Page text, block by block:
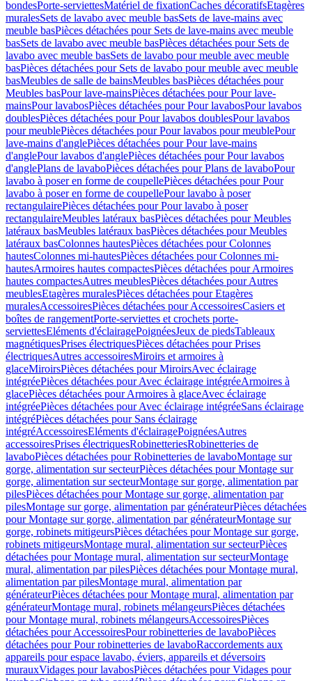
bondesPorte-serviettesMatériel de fixationCaches décoratifsEtagères
muralesSets de lavabo avec meuble basSets de lave-mains avec
meuble basPièces détachées pour Sets de lave-mains avec meuble
basSets de lavabo avec meuble basPièces détachées pour Sets de
lavabo avec meuble basSets de lavabo pour meuble avec meuble
basPièces détachées pour Sets de lavabo pour meuble avec meuble
basMeubles de salle de bainsMeubles basPièces détachées pour
Meubles basPour lave-mainsPièces détachées pour Pour lave-
mainsPour lavabosPièces détachées pour Pour lavabosPour lavabos
doublesPièces détachées pour Pour lavabos doublesPour lavabos
pour meublePièces détachées pour Pour lavabos pour meublePour
lave-mains d'anglePièces détachées pour Pour lave-mains
d'anglePour lavabos d'anglePièces détachées pour Pour lavabos
d'anglePlans de lavaboPièces détachées pour Plans de lavaboPour
lavabo à poser en forme de coupellePièces détachées pour Pour
lavabo à poser en forme de coupellePour lavabo à poser
rectangulairePièces détachées pour Pour lavabo à poser
rectangulaireMeubles latéraux basPièces détachées pour Meubles
latéraux basMeubles latéraux basPièces détachées pour Meubles
latéraux basColonnes hautesPièces détachées pour Colonnes
hautesColonnes mi-hautesPièces détachées pour Colonnes mi-
hautesArmoires hautes compactesPièces détachées pour Armoires
hautes compactesAutres meublesPièces détachées pour Autres
meublesEtagères muralesPièces détachées pour Etagères
muralesAccessoiresPièces détachées pour AccessoiresCasiers et
boîtes de rangementPorte-serviettes et crochets porte-
serviettesEléments d'éclairagePoignéesJeux de piedsTableaux
magnétiquesPrises électriquesPièces détachées pour Prises
électriquesAutres accessoiresMiroirs et armoires à
glaceMiroirsPièces détachées pour MiroirsAvec éclairage
intégréePièces détachées pour Avec éclairage intégréeArmoires à
glacePièces détachées pour Armoires à glaceAvec éclairage
intégréePièces détachées pour Avec éclairage intégréeSans éclairage
intégréPièces détachées pour Sans éclairage
intégréAccessoiresEléments d'éclairagePoignéesAutres
accessoiresPrises électriquesRobinetteriesRobinetteries de
lavaboPièces détachées pour Robinetteries de lavaboMontage sur
gorge, alimentation sur secteurPièces détachées pour Montage sur
gorge, alimentation sur secteurMontage sur gorge, alimentation par
pilesPièces détachées pour Montage sur gorge, alimentation par
pilesMontage sur gorge, alimentation par générateurPièces détachées
pour Montage sur gorge, alimentation par générateurMontage sur
gorge, robinets mitigeursPièces détachées pour Montage sur gorge,
robinets mitigeursMontage mural, alimentation sur secteurPièces
détachées pour Montage mural, alimentation sur secteurMontage
mural, alimentation par pilesPièces détachées pour Montage mural,
alimentation par pilesMontage mural, alimentation par
générateurPièces détachées pour Montage mural, alimentation par
générateurMontage mural, robinets mélangeursPièces détachées
pour Montage mural, robinets mélangeursAccessoiresPièces
détachées pour AccessoiresPour robinetteries de lavaboPièces
détachées pour Pour robinetteries de lavaboRaccordements aux
appareils pour espace lavabo, éviers, appareils et déversoirs
murauxVidages pour lavabosPièces détachées pour Vidages pour